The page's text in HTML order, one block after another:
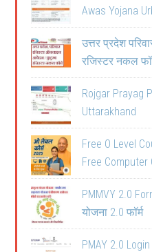
Awas Yojana
उत्तर प्रदेश
रजिस्टर नकल
Rojgar Prayag
Uttarakhand
Free O Level
Free Computer
PMMVY 2.0
योजना 2.0 फॉर्म
PMAY 2.0